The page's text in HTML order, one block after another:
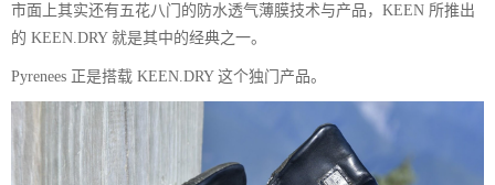
市面上其实还有五花八门的防水透气薄膜技术与产品，KEEN 所推出
的 KEEN.DRY 就是其中的经典之一。
Pyrenees 正是搭载 KEEN.DRY 这个独门产品。